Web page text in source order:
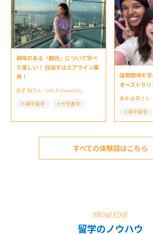
興味のある「観光」について学べ
て楽しい！ 目指すはエアライン業
界！
庄子 初さん／HELP University
語学留学
大学進学
国際関係を
オーストラリ
髙井 由菜さん
語学留学
すべての体験談はこちら
KNOWLEDGE
留学のノウハウ